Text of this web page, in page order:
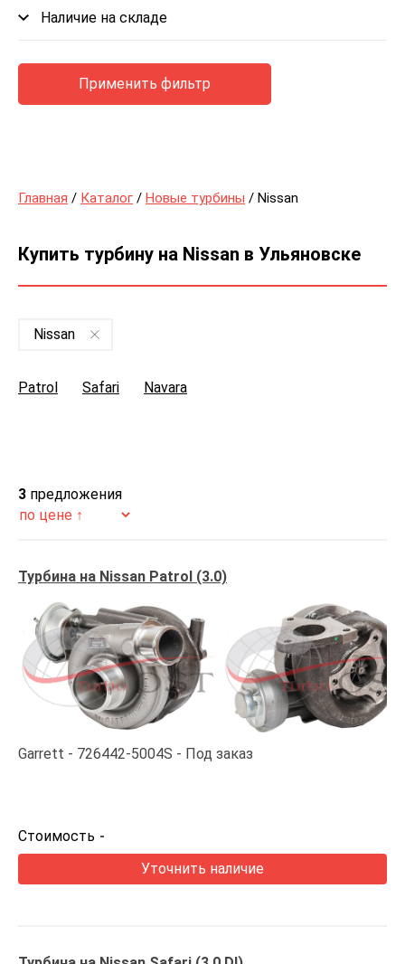
Наличие на складе
Применить фильтр
Главная / Каталог / Новые турбины / Nissan
Купить турбину на Nissan в Ульяновске
Nissan
Patrol Safari Navara
3 предложения
Турбина на Nissan Patrol (3.0)
Garrett 726442-5004S Под заказ
Стоимость -
Уточнить наличие